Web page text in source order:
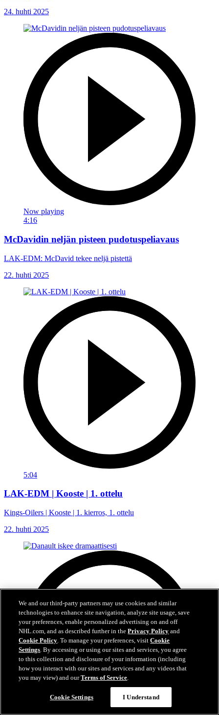
24. huhti 2025
Now playing
4:16
McDavidin neljän pisteen pudotuspeliavaus
LAK-EDM: McDavid tekee neljä pistettä
22. huhti 2025
5:04
LAK-EDM | Kooste | 1. ottelu
Kings-Oilers | Kooste | 1. kierros, 1. ottelu
22. huhti 2025
We and our third-party partners may use cookies and similar
technologies to enhance site navigation, analyze site usage, save
your preferences, enable personalized advertising on and off
NHL.com, and as described further in thePrivacy Policy and
Cookie Policy. To manage your preferences, visitCookie
Settings. By accessing or using our sites and services, you agree
to this collection and disclosure of your information (including
how you interact with our sites and services and any videos that
you may view) and ourTerms of Service.
Cookie Settings I Understand